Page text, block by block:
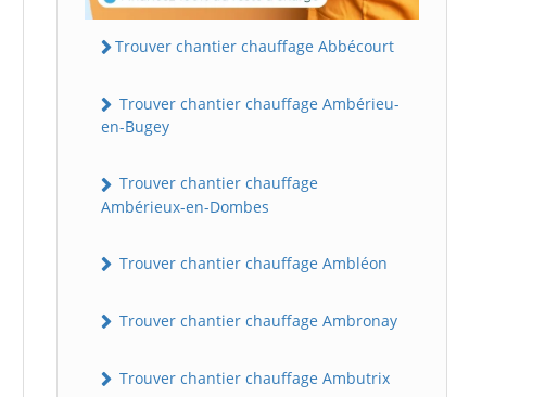
Trouver chantier chauffage Abbécourt
Trouver chantier chauffage Ambérieu-
en-Bugey
Trouver chantier chauffage
Ambérieux-en-Dombes
Trouver chantier chauffage Ambléon
Trouver chantier chauffage Ambronay
Trouver chantier chauffage Ambutrix